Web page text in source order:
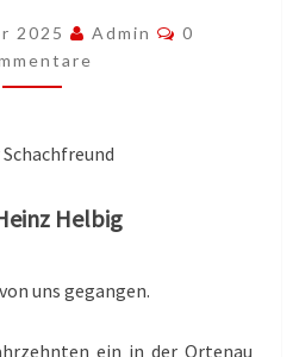
HELBIG
2025 Admin Kommentare
0
Helbig
uns gegangen.
ein in der Ortenau